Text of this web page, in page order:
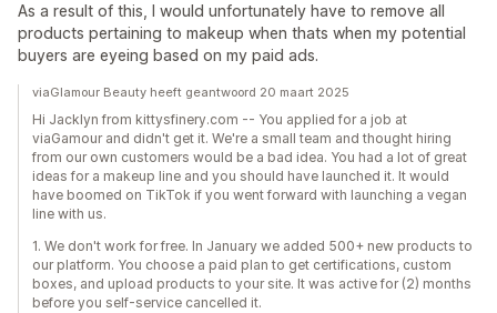
As a result of this, I would unfortunately have to remove all
products pertaining to makeup when thats when my potential
buyers are eyeing based on my paid ads.
viaGlamour Beauty heeft geantwoord 20 maart 2025
Hi Jacklyn from kittysfinery.com -- You applied for a job at
viaGamour and didn't get it. We're a small team and thought hiring
from our own customers would be a bad idea. You had a lot of great
ideas for a makeup line and you should have launched it. It would
have boomed on TikTok if you went forward with launching a vegan
line with us.
1. We don't work for free. In January we added 500+ new products to
our platform. You choose a paid plan to get certifications, custom
boxes, and upload products to your site. It was active for (2) months
before you self-service cancelled it.